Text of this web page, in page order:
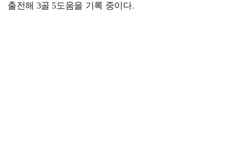
출전해 3골 5도움을 기록 중이다.